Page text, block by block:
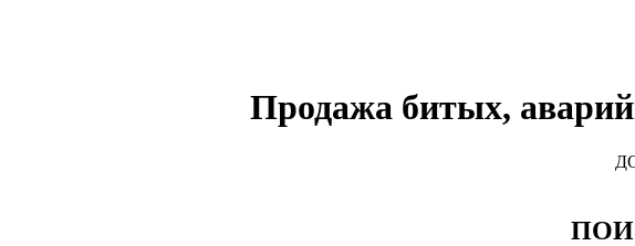
Продажа битых,